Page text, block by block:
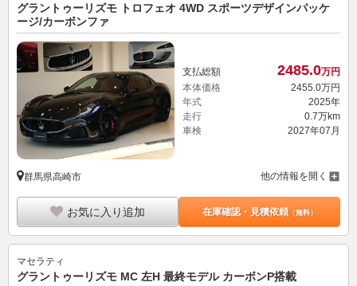
グラントゥーリズモ トロフェオ 4WD スポーツデザインパッケ
ージ/カーボンファ
支払総額 2485.0万円
本体価格
2455.0万円
年式
2025年
走行
0.7万km
車検
2027年07月
群馬県高崎市 他の情報を開く
お気に入り追加 在庫確認・見積依頼（無料）
マセラティ
グラントゥーリズモ MC 左H 最終モデル カーボンP搭載